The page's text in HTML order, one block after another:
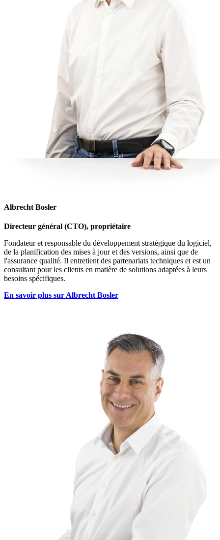
Albrecht Bosler
Directeur général (CTO), propriétaire
Fondateur et responsable du développement stratégique du logiciel,
de la planification des mises à jour et des versions, ainsi que de
l'assurance qualité. Il entretient des partenariats techniques et est un
consultant pour les clients en matière de solutions adaptées à leurs
besoins spécifiques.
En savoir plus sur Albrecht Bosler